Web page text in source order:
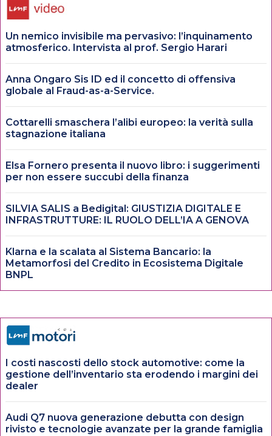
Un nemico invisibile ma pervasivo: l’inquinamento
atmosferico. Intervista al prof. Sergio Harari
Anna Ongaro Sis ID ed il concetto di offensiva
globale al Fraud-as-a-Service.
Cottarelli smaschera l’alibi europeo: la verità sulla
stagnazione italiana
Elsa Fornero presenta il nuovo libro: i suggerimenti
per non essere succubi della finanza
SILVIA SALIS a Bedigital: GIUSTIZIA DIGITALE E
INFRASTRUTTURE: IL RUOLO DELL’IA A GENOVA
Klarna e la scalata al Sistema Bancario: la
Metamorfosi del Credito in Ecosistema Digitale
BNPL
I costi nascosti dello stock automotive: come la
gestione dell’inventario sta erodendo i margini dei
dealer
Audi Q7 nuova generazione debutta con design
rivisto e tecnologie avanzate per la grande famiglia